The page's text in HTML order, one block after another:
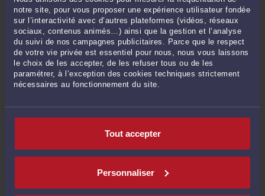
notre site, pour vous proposer une expérience utilisateur fondée
sur l’interactivité avec d’autres plateformes (vidéos, réseaux
sociaux, contenus animés…) ainsi que la gestion et l’analyse
du suivi de nos campagnes publicitaires. Parce que le respect
de votre vie privée est essentiel pour nous, nous vous laissons
le choix de les accepter, de les refuser tous ou de les
paramétrer, à l’exception des cookies techniques strictement
nécessaires au fonctionnement du site.
Tout accepter
Personnaliser
CONSULTER PAR TÉLÉPHONE
POSER UNE QUESTION ÉCRITE
DERNIÈRES PUBLICATIONS
MARIAGE A L’ETRANGER ET OPPOSITION DU PROCUREUR : LA JUSTICE
TRANCHE EN FAVEUR DES EPOUX !-Le 9 oct. 2025 à 16:46
OPPOSITION AU MARIAGE : QUAND LE TRIBUNAL PROTEGE LE DROIT
FONDAMENTAL DE SE MARIER-Le 16 janv. 2025 à 14:08